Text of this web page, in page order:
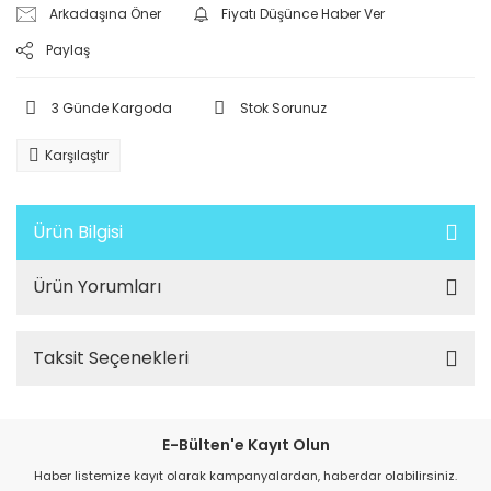
Arkadaşına Öner
Fiyatı Düşünce Haber Ver
Paylaş
3 Günde Kargoda Stok Sorunuz
Karşılaştır
Ürün Bilgisi
Ürün Yorumları
Taksit Seçenekleri
E-Bülten'e Kayıt Olun
Haber listemize kayıt olarak kampanyalardan, haberdar olabilirsiniz.